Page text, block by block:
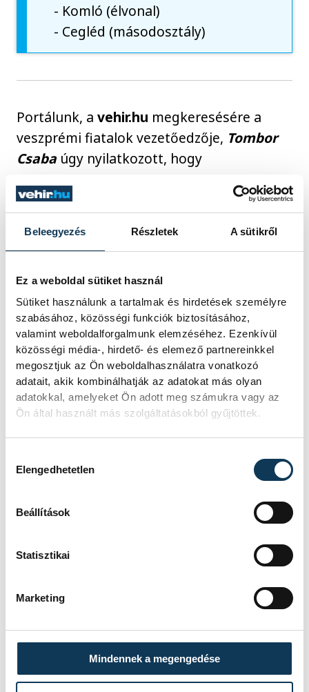
Beleegyezés Részletek A sütikről
Ez a weboldal sütiket használ
Sütiket használunk a tartalmak és hirdetések személyre
szabásához, közösségi funkciók biztosításához,
valamint weboldalforgalmunk elemzéséhez. Ezenkívül
közösségi média-, hirdető- és elemező partnereinkkel
megosztjuk az Ön weboldalhasználatra vonatkozó
adatait, akik kombinálhatják az adatokat más olyan
adatokkal, amelyeket Ön adott meg számukra vagy az
Ön által használt más szolgáltatásokból gyűjtöttek.
Elengedhetetlen
Beállítások
Statisztikai
Marketing
Mindennek a megengedése
- Komló (élvonal)
- Cegléd (másodosztály)
Portálunk, avehir.hu megkeresésére a
veszprémi fiatalok vezetőedzője, Tombor
Csaba úgy nyilatkozott, hogy
mindkét mérkőzés
alkalmával azt mondtam a
játékosaimnak, hogy
mosolyogjatok, nekünk
vesztenivalónk nincsen. Ők
pedig amellett, hogy eleget
tettek a kérésémnek, azt is
bizonyították, hogy egy
élvonalbeli együttesen is
képesek felülemelkedni!
Büszkék vagyunk rájuk!
- hangsúlyozta.
SZERZŐ
Simon
Kovács